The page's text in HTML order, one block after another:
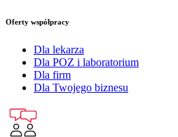
Oferty współpracy
Dla lekarza
Dla POZ i laboratorium
Dla firm
Dla Twojego biznesu